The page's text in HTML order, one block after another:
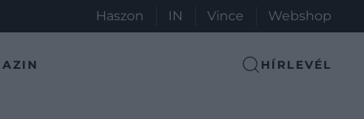
Haszon IN Vince Webshop
HÍRLEVÉL